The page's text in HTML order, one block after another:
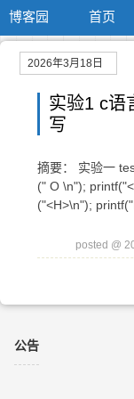
博客园 首页
2026年3月18日
实验1 c语
写
摘要： 实验一
(" O \n");
("<H>\n");
posted @
公告